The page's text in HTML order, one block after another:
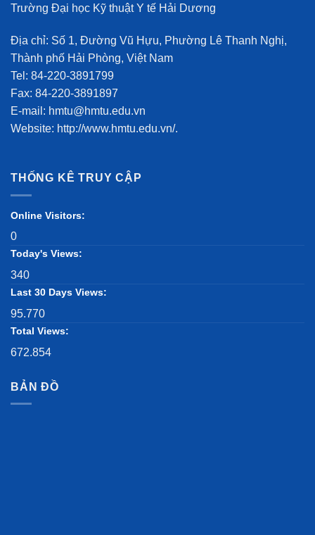
Trường Đại học Kỹ thuật Y tế Hải Dương
Địa chỉ: Số 1, Đường Vũ Hựu, Phường Lê Thanh Nghị,
Thành phố Hải Phòng, Việt Nam
Tel: 84-220-3891799
Fax: 84-220-3891897
E-mail: hmtu@hmtu.edu.vn
Website: http://www.hmtu.edu.vn/.
THỐNG KÊ TRUY CẬP
Online Visitors:
0
Today's Views:
340
Last 30 Days Views:
95.770
Total Views:
672.854
BẢN ĐỒ